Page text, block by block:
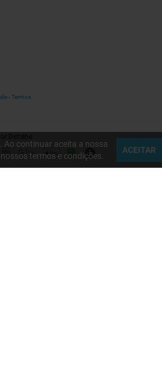
-Termos
Ao continuar aceita a nossa
termos e condições.
ACEITAR